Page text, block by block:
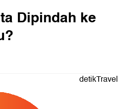
Dipindah ke
detikTravel